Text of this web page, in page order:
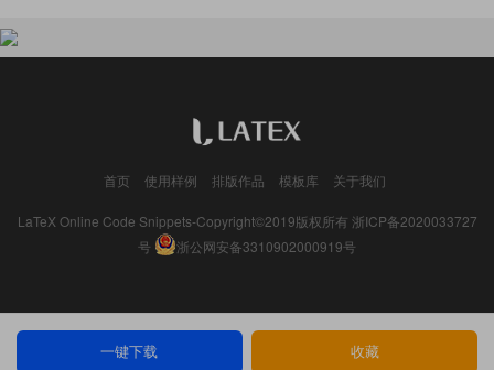
一键下载 收藏
首页 使用样例 排版作品 模板库 关于我们
LaTeX Online Code Snippets-Copyright©2019版权所有 浙ICP备2020033727
号
浙公网安备3310902000919号